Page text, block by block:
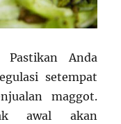
Pastikan Anda
setempat
maggot.
awal akan